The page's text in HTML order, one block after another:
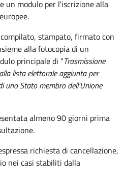
un modulo per l'iscrizione alla
stampato, firmato con
alla fotocopia di un
principale di "Trasmissione
lista elettorale aggiunta per
uno Stato membro dell'Unione
almeno 90 giorni prima
richiesta di cancellazione,
nei casi stabiliti dalla